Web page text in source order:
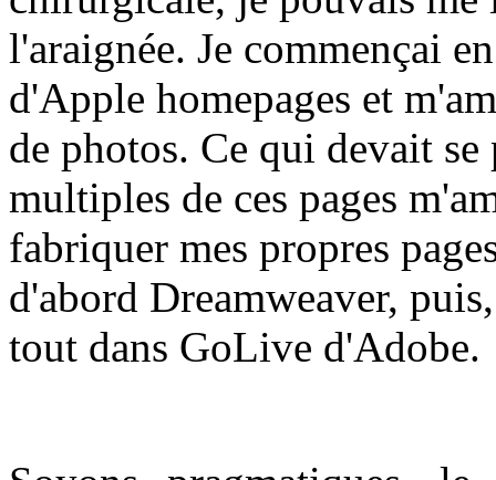
l'araignée. Je commençai
d'Apple homepages et
de photos. Ce qui devait
multiples de ces pages
fabriquer mes propres
d'abord Dreamweaver,
tout dans GoLive d'Adobe.